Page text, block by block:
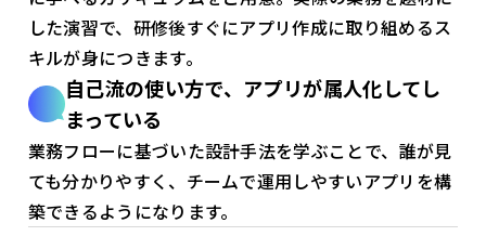
した演習で、研修後すぐにアプリ作成に取り組めるス
キルが身につきます。
自己流の使い方で、アプリが属人化してし
まっている
業務フローに基づいた設計手法を学ぶことで、誰が見
ても分かりやすく、チームで運用しやすいアプリを構
築できるようになります。